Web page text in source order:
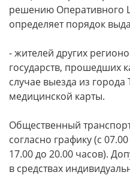
решению Оперативного
определяет порядок
- жителей других
государств, прошедших
случае выезда из
медицинской карты.
Общественный
согласно графику (с
17.00 до 20.00 часов).
в средствах